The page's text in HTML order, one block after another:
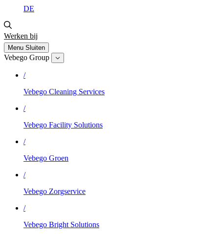
DE
Werken bij
Menu Sluiten
Vebego Group
/
Vebego Cleaning Services
/
Vebego Facility Solutions
/
Vebego Groen
/
Vebego Zorgservice
/
Vebego Bright Solutions